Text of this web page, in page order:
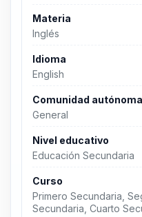
Materia
Inglés
Idioma
English
Comunidad autónoma
General
Nivel educativo
Educación Secundaria
Curso
Primero Secundaria,
Secundaria, Cuarto